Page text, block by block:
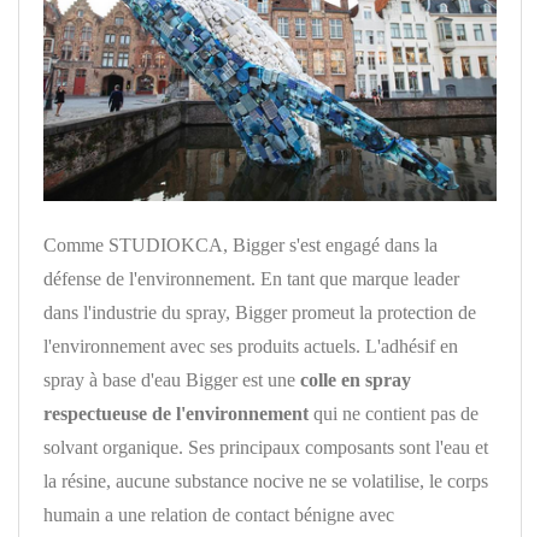
Comme STUDIOKCA, Bigger s'est engagé dans la
défense de l'environnement. En tant que marque leader
dans l'industrie du spray, Bigger promeut la protection de
l'environnement avec ses produits actuels. L'adhésif en
spray à base d'eau Bigger est une colle en spray
respectueuse de l'environnement qui ne contient pas de
solvant organique. Ses principaux composants sont l'eau et
la résine, aucune substance nocive ne se volatilise, le corps
humain a une relation de contact bénigne avec